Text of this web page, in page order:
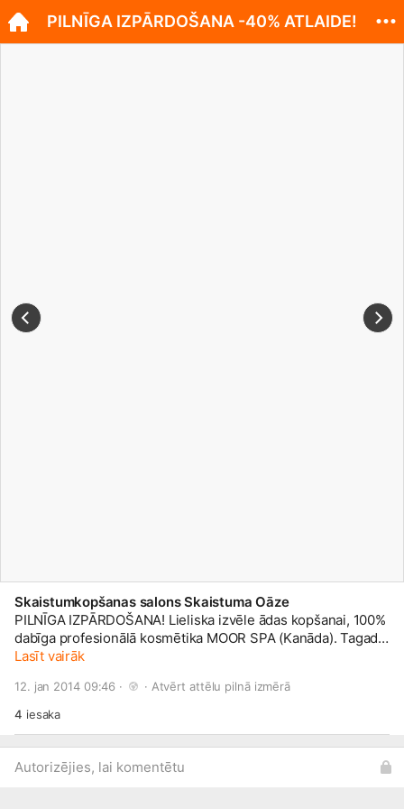
Skaistumkopšanas salons Skaistuma Oāze
PILNĪGA IZPĀRDOŠANA! Lieliska izvēle ādas kopšanai, 100%
dabīga profesionālā kosmētika MOOR SPA (Kanāda). Tagad
šo kosmētiku vari iegādāties ar -40% atlaidi! Produktus vari
Savukārt tos iegādāties vari rakstot mums facebook vai uz
e-pastu skaistuma.oaze@
administratori pa tālruni +371 27762006. Gaidīsim ciemos!
Lasīt vairāk
12. jan 2014 09:46 · · Atvērt attēlu pilnā izmērā
4 iesaka
Autorizējies, lai komentētu
PILNĪGA IZPĀRDOŠANA -40% ATLAIDE!